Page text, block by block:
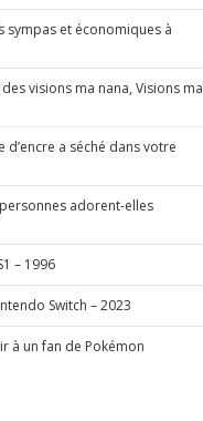
sympas et économiques à
visions ma nana, Visions ma
a séché dans votre
adorent-elles
– 1996
Switch – 2023
à un fan de Pokémon